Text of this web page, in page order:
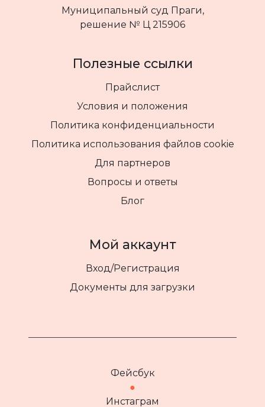
Муниципальный суд Праги,
решение № Ц 215906
Полезные ссылки
Прайслист
Условия и положения
Политика конфиденциальности
Политика использования файлов cookie
Для партнеров
Вопросы и ответы
Блог
Мой аккаунт
Вход/Регистрация
Документы для загрузки
Фейсбук
●
Инстаграм